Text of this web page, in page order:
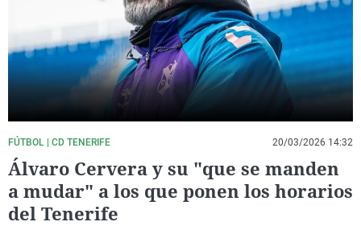
La rosa de los vientos
Gente viajera
Como el perro y el
Caso
Retornados
Equipo de
Operación Viuda
Extremadura
Galicia
La Rioja
País Vasco
Virales
Televisión
Elecciones
FÚTBOL | CD TENERIFE 20/03/2026 14:32
Álvaro Cervera y su "que se manden
a mudar" a los que ponen los horarios
del Tenerife